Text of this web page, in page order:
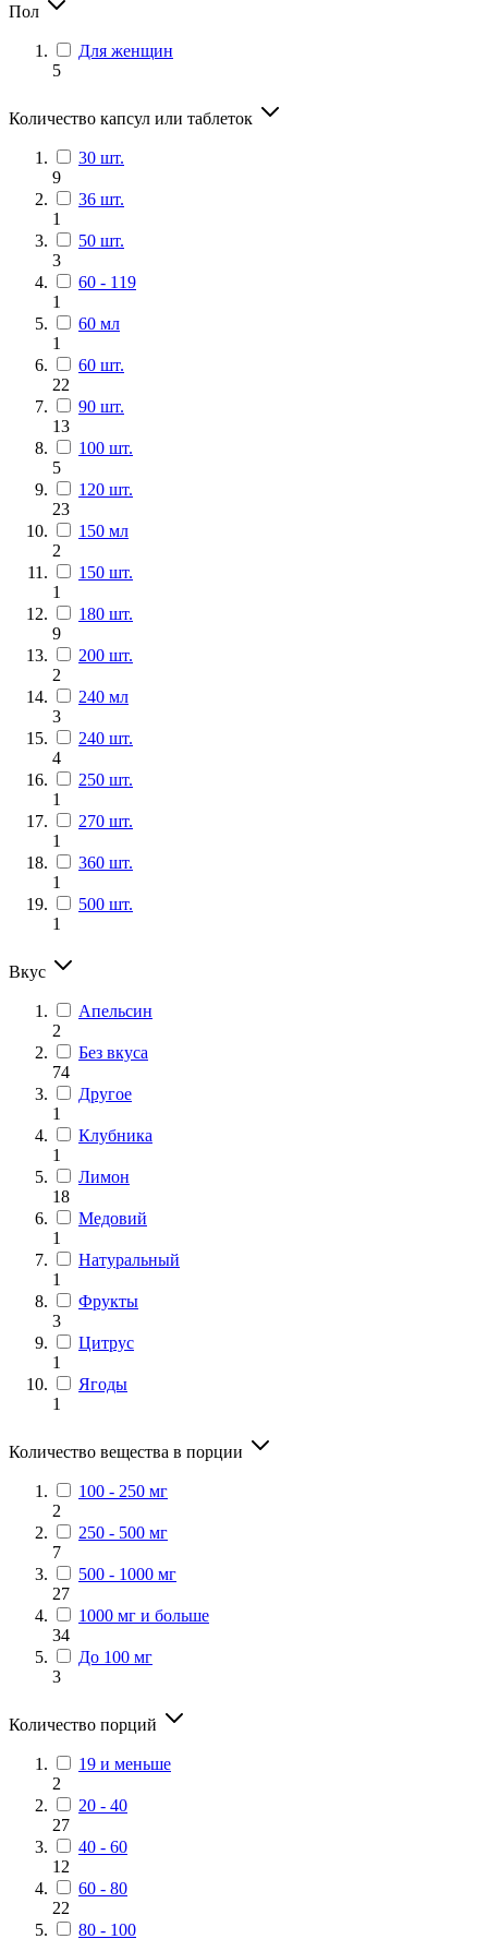
Пол
Для женщин
5
Количество капсул или таблеток
30 шт.
9
36 шт.
1
50 шт.
3
60 - 119
1
60 мл
1
60 шт.
22
90 шт.
13
100 шт.
5
120 шт.
23
150 мл
2
150 шт.
1
180 шт.
9
200 шт.
2
240 мл
3
240 шт.
4
250 шт.
1
270 шт.
1
360 шт.
1
500 шт.
1
Вкус
Апельсин
2
Без вкуса
74
Другое
1
Клубника
1
Лимон
18
Медовий
1
Натуральный
1
Фрукты
3
Цитрус
1
Ягоды
1
Количество вещества в порции
100 - 250 мг
2
250 - 500 мг
7
500 - 1000 мг
27
1000 мг и больше
34
До 100 мг
3
Количество порций
19 и меньше
2
20 - 40
27
40 - 60
12
60 - 80
22
80 - 100